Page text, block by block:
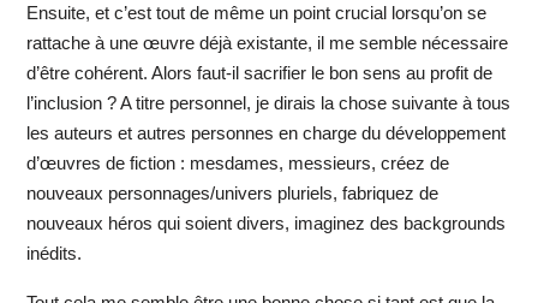
Ensuite, et c’est tout de même un point crucial lorsqu’on se
rattache à une œuvre déjà existante, il me semble nécessaire
d’être cohérent. Alors faut-il sacrifier le bon sens au profit de
l’inclusion ? A titre personnel, je dirais la chose suivante à tous
les auteurs et autres personnes en charge du développement
d’œuvres de fiction : mesdames, messieurs, créez de
nouveaux personnages/univers pluriels, fabriquez de
nouveaux héros qui soient divers, imaginez des backgrounds
inédits.